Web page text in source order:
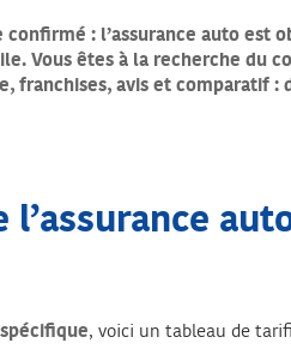
: l’assurance auto est
Vous êtes à la recherche du
franchises, avis et comparatif
, voici un tableau de